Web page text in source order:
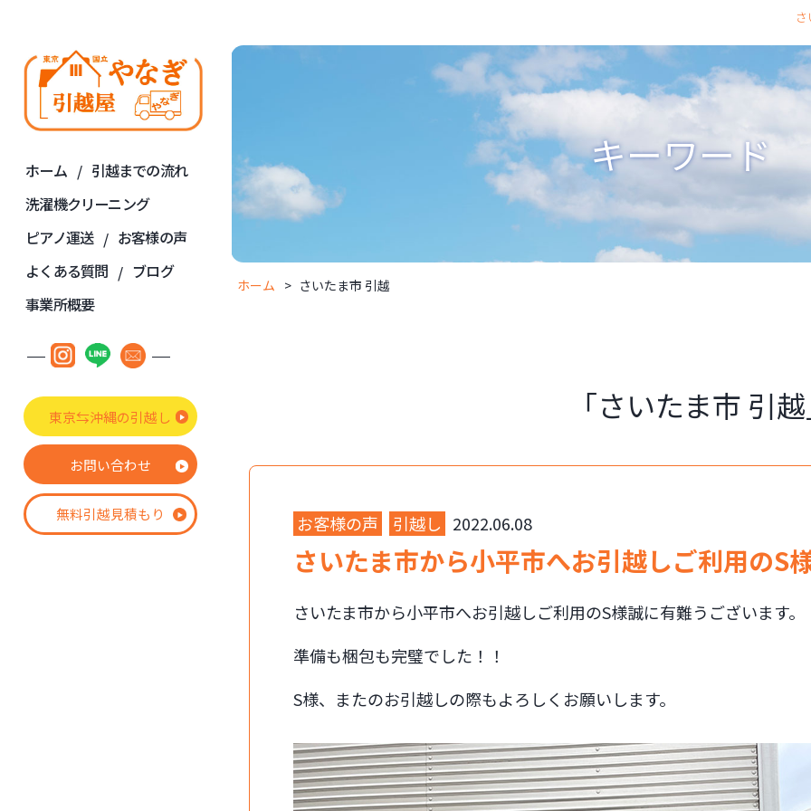
ホーム
引越までの流れ
洗濯機クリーニング
ピアノ運送
お客様の声
よくある質問
ブログ
事業所概要
東京⇆沖縄の引越し
お問い合わせ
無料引越見積もり
キーワード
ホーム さいたま市 引越
「さいたま市 引
お客様の声 引越し 2022.06.08
さいたま市から小平市へお引越しご利用のS
さいたま市から小平市へお引越しご利用のS様誠に有難うございます。
準備も梱包も完璧でした！！
S様、またのお引越しの際もよろしくお願いします。